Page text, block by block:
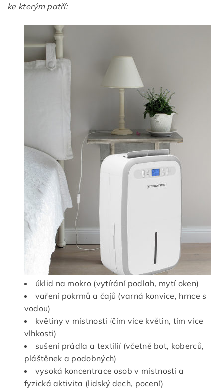
ke kterým patří:
úklid na mokro (vytírání podlah, mytí oken)
vaření pokrmů a čajů (varná konvice, hrnce s
vodou)
květiny v místnosti (čím více květin, tím více
vlhkosti)
sušení prádla a textilií (včetně bot, koberců,
pláštěnek a podobných)
vysoká koncentrace osob v místnosti a
fyzická aktivita (lidský dech, pocení)